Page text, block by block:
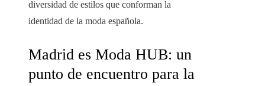
diversidad de estilos que conforman la
identidad de la moda española.
Madrid es Moda HUB: un
punto de encuentro para la